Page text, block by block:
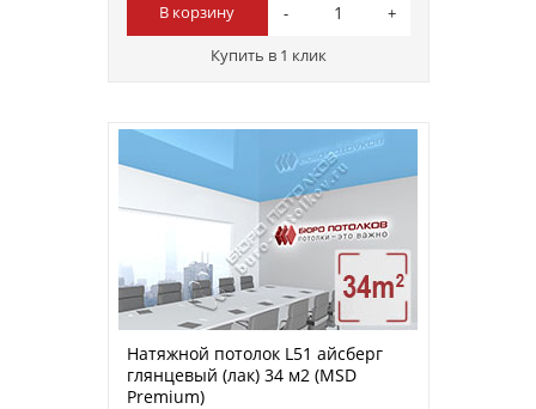
В корзину
Купить в 1 клик
Натяжной потолок L51 айсберг
глянцевый (лак) 34 м2 (MSD
Premium)